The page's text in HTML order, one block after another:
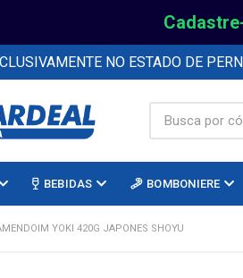
NO ESTADO DE
BEBIDAS BOMBONIERE
YOKI 420G JAPONES SHOYU